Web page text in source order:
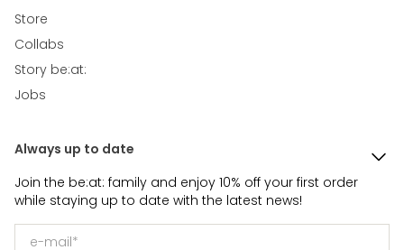
Je hebt de mogelijkheid om binnen 14 dagen na ontvangst
de bestelling te retourneren, als je om welke reden dan ook
niet tevreden bent met je aankoop.
Store
Collabs
Story be:at:
Jobs
Always up to date
Join the be:at: family and enjoy 10% off your first order
while staying up to date with the latest news!